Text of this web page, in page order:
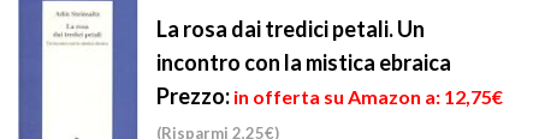
La rosa dai tredici petali. Un
incontro con la mistica ebraica
Prezzo: in offerta su Amazon a: 12,75€
(Risparmi 2,25€)